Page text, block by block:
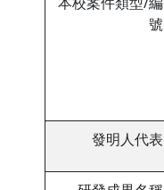
號
發明人代表